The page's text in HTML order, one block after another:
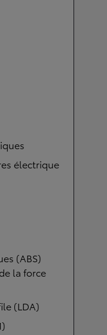
électrique
(ABS)
la force
(LDA)